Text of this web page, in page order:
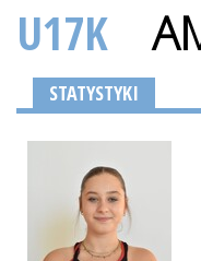
U17K
STATYSTYKI